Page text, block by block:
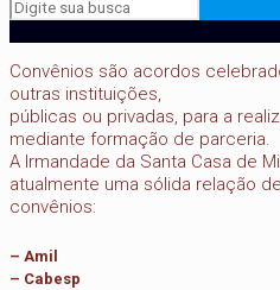
Convênios são acordos
outras instituições,
públicas ou privadas, para a
mediante formação de parceria.
A Irmandade da Santa Casa de
atualmente uma sólida relação
convênios:
– Amil
– Cabesp